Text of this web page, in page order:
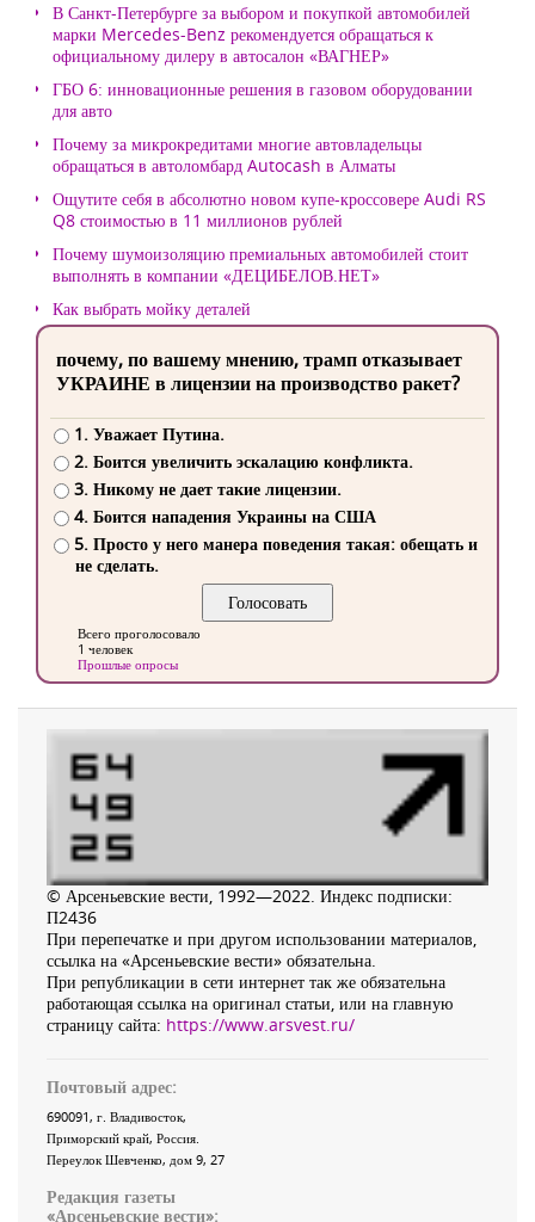
В Санкт-Петербурге за выбором и покупкой автомобилей
марки Mercedes-Benz рекомендуется обращаться к
официальному дилеру в автосалон «ВАГНЕР»
ГБО 6: инновационные решения в газовом оборудовании
для авто
Почему за микрокредитами многие автовладельцы
обращаться в автоломбард Autocash в Алматы
Ощутите себя в абсолютно новом купе-кроссовере Audi RS
Q8 стоимостью в 11 миллионов рублей
Почему шумоизоляцию премиальных автомобилей стоит
выполнять в компании «ДЕЦИБЕЛОВ.НЕТ»
Как выбрать мойку деталей
почему, по вашему мнению, трамп отказывает
УКРАИНЕ в лицензии на производство ракет?
1. Уважает Путина.
2. Боится увеличить эскалацию конфликта.
3. Никому не дает такие лицензии.
4. Боится нападения Украины на США
5. Просто у него манера поведения такая: обещать и
не сделать.
Всего проголосовало
1 человек
Прошлые опросы
© Арсеньевские вести, 1992—2022. Индекс подписки:
П2436
При перепечатке и при другом использовании материалов,
ссылка на «Арсеньевские вести» обязательна.
При републикации в сети интернет так же обязательна
работающая ссылка на оригинал статьи, или на главную
страницу сайта: https://www.arsvest.ru/
Почтовый адрес:
690091, г. Владивосток,
Приморский край, Россия
Переулок Шевченко, дом 9, 27
Редакция газеты
«Арсеньевские вести»: